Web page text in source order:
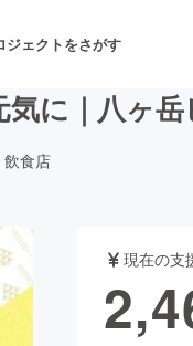
ジェクトをさがす
舞台・パフォーマンス
フード・飲食店
に｜八ヶ
飲食店
現在の支